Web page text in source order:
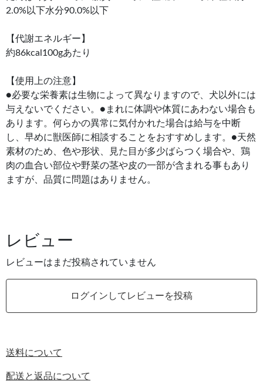
2.0%以下水分90.0%以下
【代謝エネルギー】
約86kcal100gあたり
【使用上の注意】
●必要な栄養素は生物によって異なりますので、犬以外には
与えないでください。●まれに体調や体質にあわない場合も
あります。何らかの異常に気付かれた場合は給与を中断
し、早めに獣医師に相談することをおすすめします。●天然
素材のため、色や形状、見た目が多少ばらつく場合や、鶏
肉の血合い部位や野菜の茎や皮の一部が含まれる事もあり
ますが、品質に問題はありません。
レビュー
レビューはまだ投稿されていません
ログインしてレビューを投稿
送料について
配送と返品について